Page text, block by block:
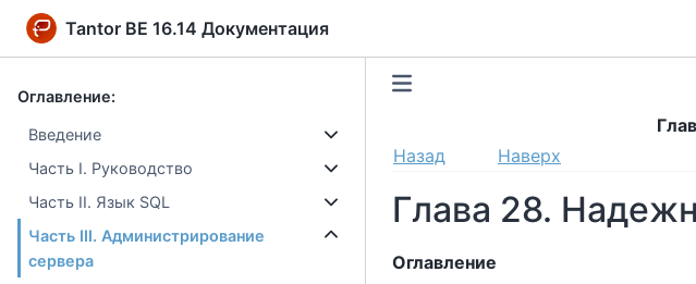
Tantor BE 16.14 Документация
Оглавление:
Введение
Часть I. Руководство
Часть II. Язык SQL
Часть III. Администрирование
сервера
Назад
Наверх
Глава 28.
Оглавление